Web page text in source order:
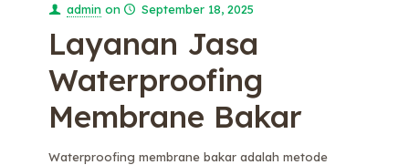
admin on September 18, 2025
Layanan Jasa
Waterproofing
Membrane Bakar
Waterproofing membrane bakar adalah metode